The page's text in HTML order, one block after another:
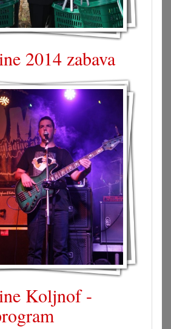
2014 zabava
Koljnof -